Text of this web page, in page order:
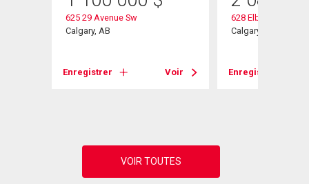
625 29 Avenue Sw
Calgary, AB
Enregistrer Voir
628 Elbow Drive Sw
Calgary, AB
Enregistrer